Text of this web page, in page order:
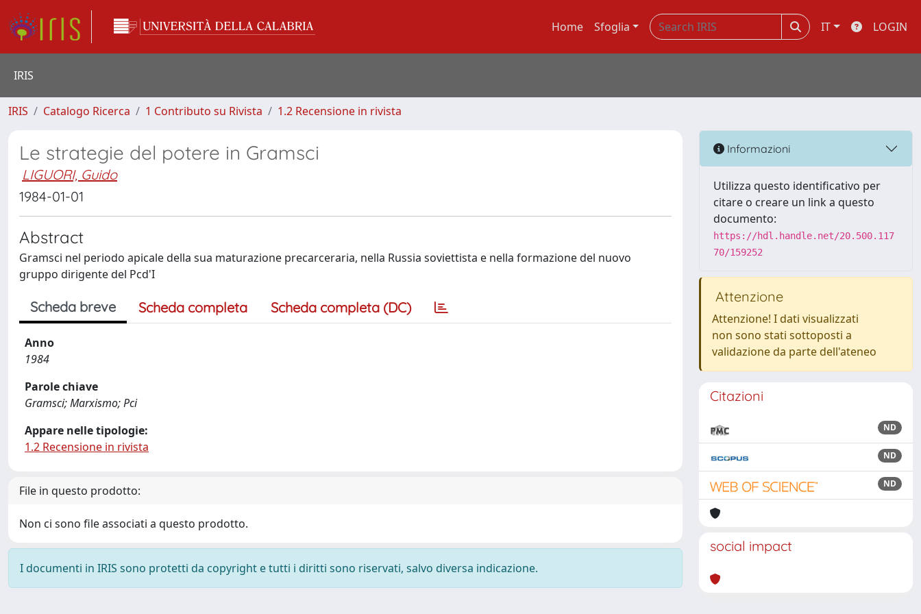
Home Sfoglia IT LOGIN
IRIS
IRIS Catalogo Ricerca 1 Contributo su Rivista 1.2 Recensione in rivista
Le strategie del potere in Gramsci
LIGUORI, Guido
1984-01-01
Abstract
Gramsci nel periodo apicale della sua maturazione precarceraria, nella Russia soviettista e nella formazione del nuovo
gruppo dirigente del Pcd'I
Scheda breve Scheda completa Scheda completa (DC)
Anno
1984
Parole chiave
Gramsci; Marxismo; Pci
Appare nelle tipologie:
1.2 Recensione in rivista
File in questo prodotto:
Non ci sono file associati a questo prodotto.
I documenti in IRIS sono protetti da copyright e tutti i diritti sono riservati, salvo diversa indicazione.
Informazioni
Utilizza questo identificativo per
citare o creare un link a questo
documento:
https://hdl.handle.net/20.500.117
70/159252
Attenzione
Attenzione! I dati visualizzati
non sono stati sottoposti a
validazione da parte dell'ateneo
Citazioni
ND
ND
ND
social impact